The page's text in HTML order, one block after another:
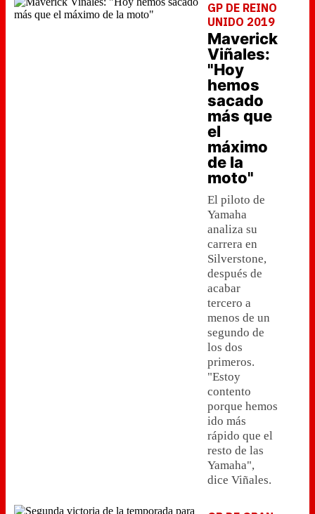
GP DE REINO
UNIDO 2019
Maverick
Viñales:
"Hoy
hemos
sacado
más que
el
máximo
de la
moto"
El piloto de
Yamaha
analiza su
carrera en
Silverstone,
después de
acabar
tercero a
menos de un
segundo de
los dos
primeros.
"Estoy
contento
porque hemos
ido más
rápido que el
resto de las
Yamaha",
dice Viñales.